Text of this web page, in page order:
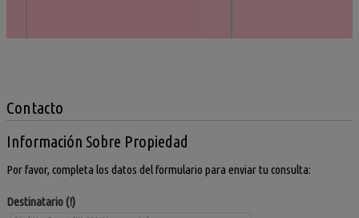
Contacto
Información Sobre Propiedad
Por favor, completa los datos del formulario para enviar tu consulta:
Destinatario